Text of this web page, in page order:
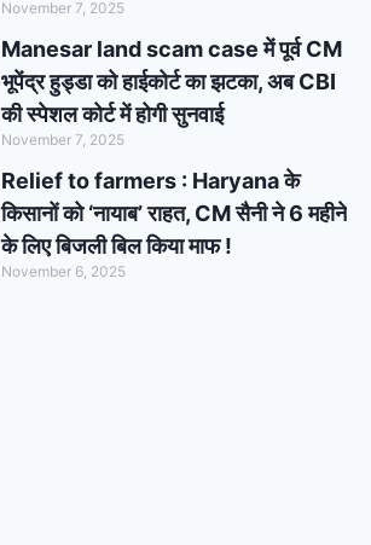
November 7, 2025
Manesar land scam case में पूर्व CM
भूपेंद्र हुड्डा को हाईकोर्ट का झटका, अब CBI
की स्पेशल कोर्ट में होगी सुनवाई
November 7, 2025
Relief to farmers : Haryana के
किसानों को ‘नायाब’ राहत, CM सैनी ने 6 महीने
के लिए बिजली बिल किया माफ !
November 6, 2025